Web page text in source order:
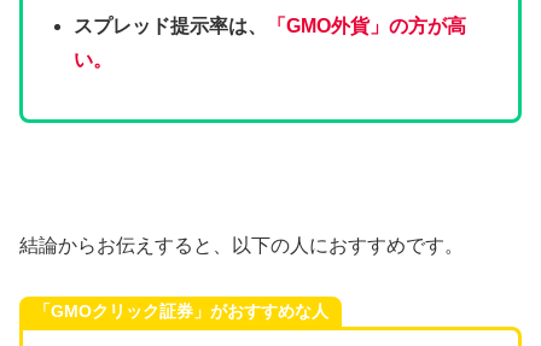
スプレッド提示率は、
「GMO外貨」の方が高
い。
結論からお伝えすると、以下の人におすすめです。
「GMOクリック証券」がおすすめな人